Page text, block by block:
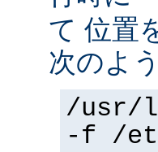
て 位置
次のよ
/usr/
-f /